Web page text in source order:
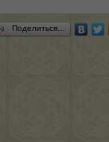
Поделиться…